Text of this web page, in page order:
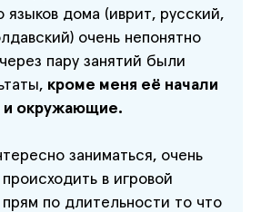
дома (иврит, русский,
очень непонятно
пару занятий были
кроме меня её начали
и окружающие.
заниматься, очень
в игровой
по длительности то что